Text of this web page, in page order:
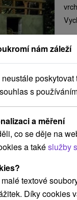
nám záleží
s
a měření
co se děje na
a takéslužby
textové
Díky cookies